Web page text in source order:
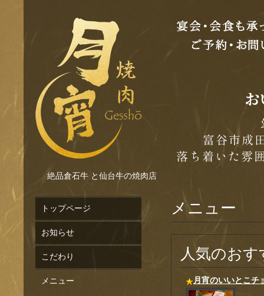
絶品倉石牛 と仙台牛の焼肉店
メニュー
人気のおす
月宵のいいとこチ
トップページ
お知らせ
こだわり
メニュー